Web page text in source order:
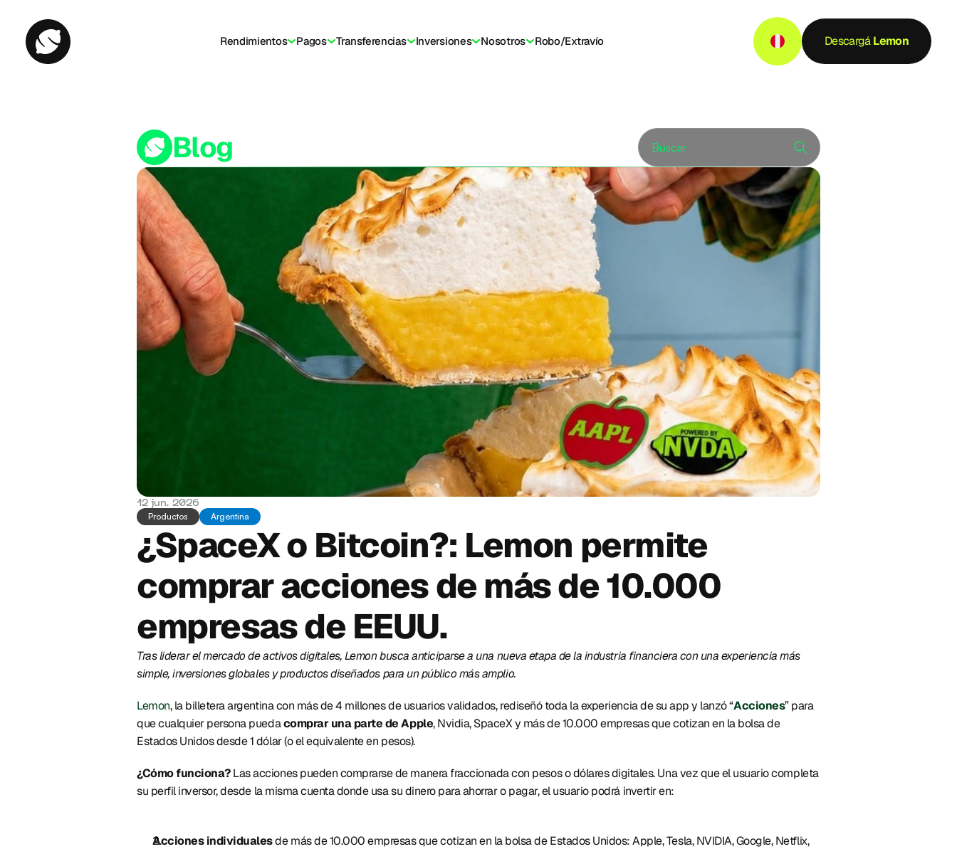
Rendimientos Pagos Transferencias Inversiones Nosotros Robo/Extravío Descargá Lemon
Blog Buscar
12 jun. 2026
Productos Argentina
¿SpaceX o Bitcoin?: Lemon permite
comprar acciones de más de 10.000
empresas de EEUU.
Tras liderar el mercado de activos digitales, Lemon busca anticiparse a una nueva etapa de la industria financiera con una experiencia más
simple, inversiones globales y productos diseñados para un público más amplio.
Lemon, la billetera argentina con más de 4 millones de usuarios validados, rediseñó toda la experiencia de su app y lanzó “Acciones” para
que cualquier persona pueda comprar una parte de Apple, Nvidia, SpaceX y más de 10.000 empresas que cotizan en la bolsa de
Estados Unidos desde 1 dólar (o el equivalente en pesos).
¿Cómo funciona? Las acciones pueden comprarse de manera fraccionada con pesos o dólares digitales. Una vez que el usuario completa
su perfil inversor, desde la misma cuenta donde usa su dinero para ahorrar o pagar, el usuario podrá invertir en:
Acciones individuales de más de 10.000 empresas que cotizan en la bolsa de Estados Unidos: Apple, Tesla, NVIDIA, Google, Netflix,